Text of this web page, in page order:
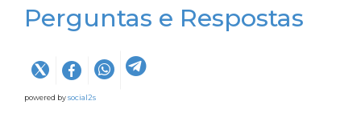
Perguntas e Respostas
powered bysocial2s